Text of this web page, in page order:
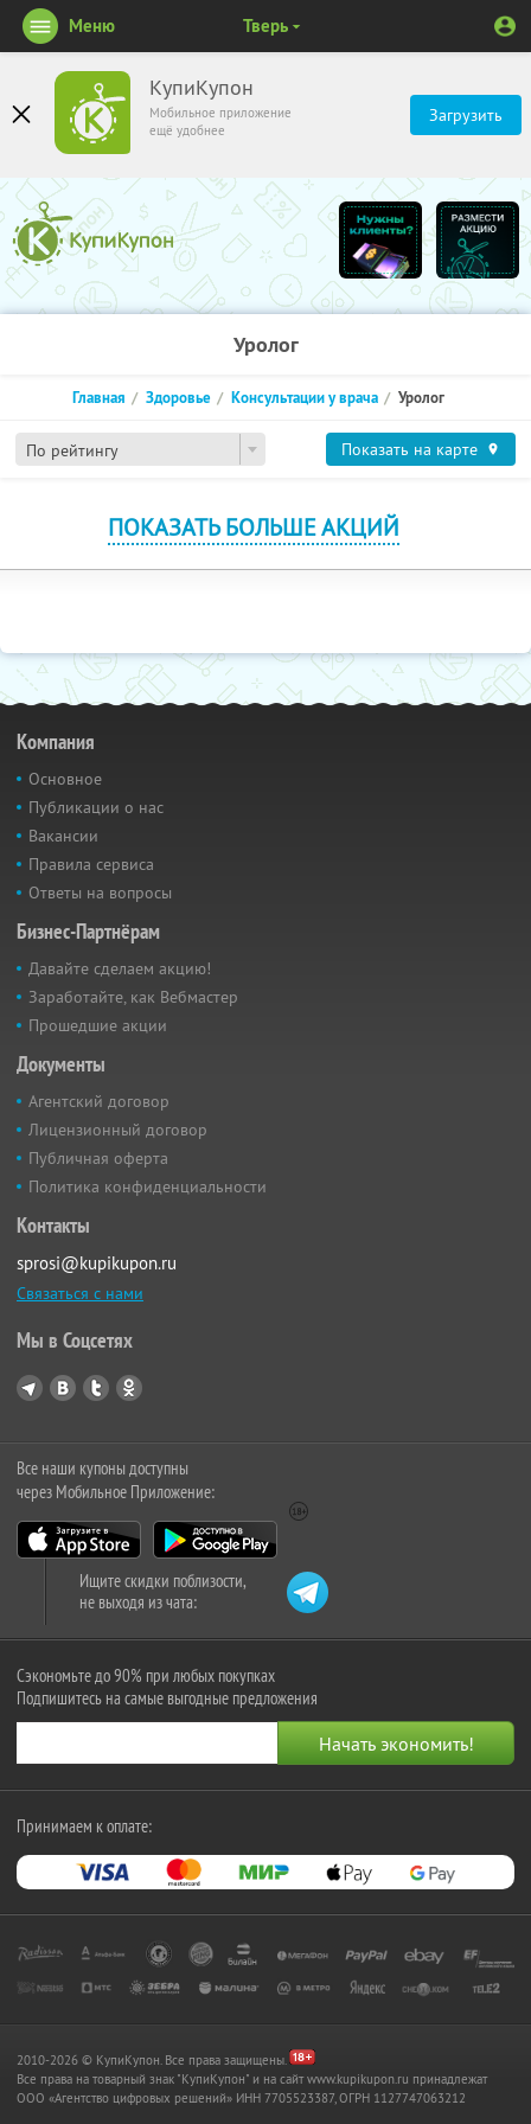
КупиКупон
Мобильное приложение
ещё удобнее
Загрузить
Меню Тверь
Уролог
По рейтингу
Главная Здоровье Консультации у врача Уролог
Показать на карте
ПОКАЗАТЬ БОЛЬШЕ АКЦИЙ
Компания
Основное
Публикации о нас
Вакансии
Правила сервиса
Ответы на вопросы
Бизнес-Партнёрам
Давайте сделаем акцию!
Заработайте, как Вебмастер
Прошедшие акции
Документы
Агентский договор
Лицензионный договор
Публичная оферта
Политика конфиденциальности
Контакты
sprosi@kupikupon.ru
Связаться с нами
Мы в Соцсетях
Все наши купоны доступны
через Мобильное Приложение:
Ищите скидки поблизости,
не выходя из чата:
Сэкономьте до 90% при любых покупках
Подпишитесь на самые выгодные предложения
Принимаем к оплате:
2010-2026 © КупиКупон. Все права защищены.
Все права на товарный знак "КупиКупон" и на сайт www.kupikupon.ru принадлежат
OOO «Агентство цифровых решений» ИНН 7705523387, ОГРН 1127747063212